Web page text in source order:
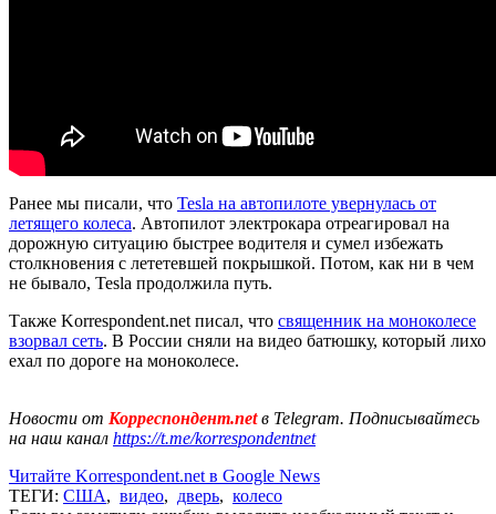
Ранее мы писали, что Tesla на автопилоте увернулась от
летящего колеса. Автопилот электрокара отреагировал на
дорожную ситуацию быстрее водителя и сумел избежать
столкновения с лететевшей покрышкой. Потом, как ни в чем
не бывало, Tesla продолжила путь.
Также Korrespondent.net писал, что священник на моноколесе
взорвал сеть. В России сняли на видео батюшку, который лихо
ехал по дороге на моноколесе.
Новости от Корреспондент.netв Telegram. Подписывайтесь
на наш канал https://t.me/korrespondentnet
Читайте Korrespondent.net в Google News
ТЕГИ: США, видео, дверь, колесо